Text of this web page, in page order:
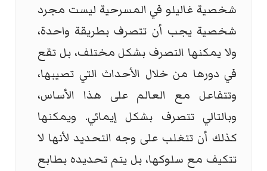
شخصية غاليلو في المسرحية ليست مجرد
شخصية يجب أن تتصرف بطريقة واحدة،
ولا يمكنها التصرف بشكل مختلف، بل تقع
في دورها من خلال الأحداث التي تصيبها،
وتتفاعل مع العالم على هذا الأساس،
وبالتالي تتصرف بشكل إيمائي. ويمكنها
كذلك أن تتغلب على وجه التحديد لأنها لا
تتكيف مع سلوكها، بل يتم تحديده بطابع